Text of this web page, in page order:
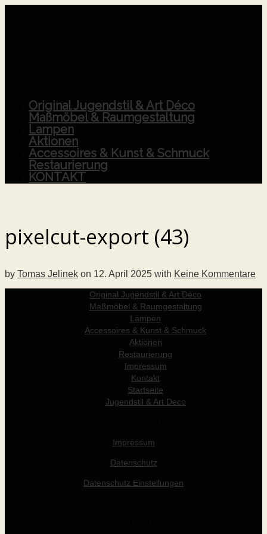
Original Jugendstil & Art Déco
Maßmöbel & Raumgestaltung
Lampen
Aktionen
Accessoires & Kunst & Schmuck
Restaurierung
KONTAKT
pixelcut-export (43)
by Tomas Jelinek on 12. April 2025 with Keine Kommentare
Original Jugendstil & Art Déco
Maßmöbel & Raumgestaltung
Lampen
Accessoires & Kunst & Schmuck
Aktionen
Restaurierung
Impressum
Kontakt
Startseite
Jugendstil & Art Deco
Impressum
Datenschutz
Datenschutz Einstellungen